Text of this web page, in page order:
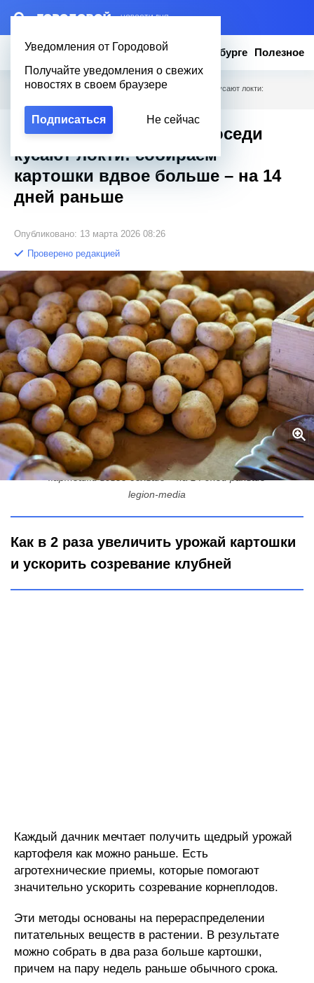
– НОВОСТИ ДНЯ
Уведомления от Городовой
Получайте уведомления о свежих
новостях в своем браузере
Подписаться Не сейчас
Новости Эксклюзив Вопросы о Петербурге Полезное
Городовой Полезное / 2 приема с ботвой – и соседи кусают локти:
2 приема с ботвой – и соседи
кусают локти: собираем
картошки вдвое больше – на 14
дней раньше
Опубликовано: 13 марта 2026 08:26
Проверено редакцией
2 приема с ботвой – и соседи кусают локти: собираем
картошки вдвое больше – на 14 дней раньше
legion-media
Как в 2 раза увеличить урожай картошки
и ускорить созревание клубней
Каждый дачник мечтает получить щедрый урожай
картофеля как можно раньше. Есть
агротехнические приемы, которые помогают
значительно ускорить созревание корнеплодов.
Эти методы основаны на перераспределении
питательных веществ в растении. В результате
можно собрать в два раза больше картошки,
причем на пару недель раньше обычного срока.